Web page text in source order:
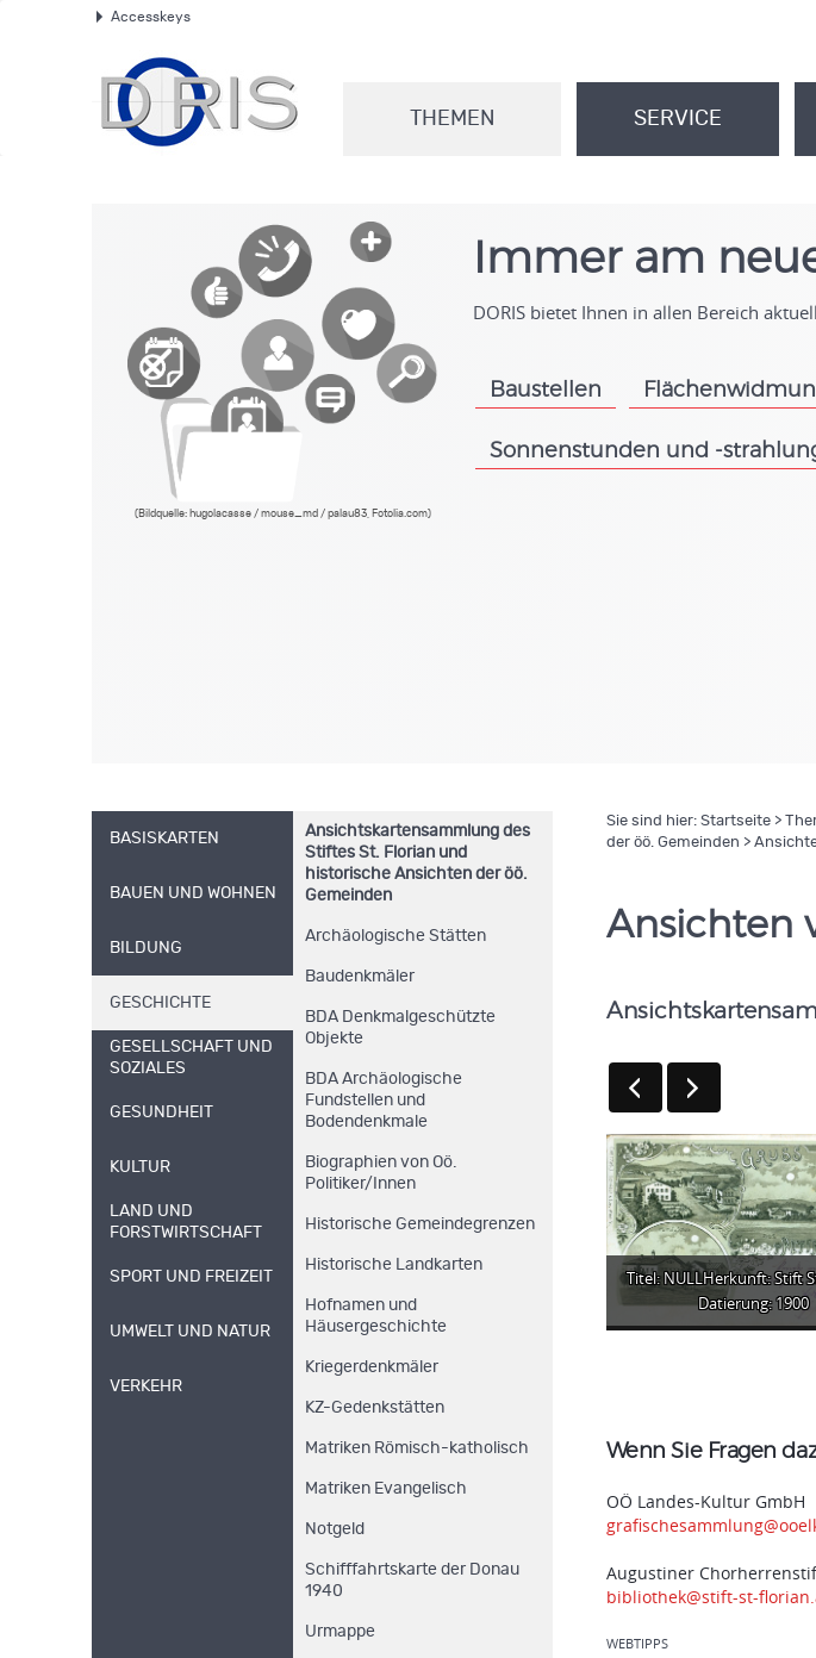
Accesskeys
THEMEN SERVICE
(Bildquelle: hugolacasse / mouse_md / palau83, Fotolia.com)
Immer am
DORIS bietet Ihnen in allen Bereich
Baustellen
.
Sonnenstunden und -
BASISKARTEN
BAUEN UND WOHNEN
BILDUNG
GESCHICHTE
Ansichtskartensammlung des
Stiftes St. Florian und
historische Ansichten der öö.
Gemeinden
Archäologische Stätten
Baudenkmäler
BDA Denkmalgeschützte
Objekte
BDA Archäologische
Fundstellen und
Bodendenkmale
Biographien von Oö.
Politiker/Innen
Historische Gemeindegrenzen
Historische Landkarten
Hofnamen und
Häusergeschichte
Kriegerdenkmäler
KZ-Gedenkstätten
Matriken Römisch-katholisch
Matriken Evangelisch
Notgeld
Schifffahrtskarte der Donau
1940
Urmappe
GESELLSCHAFT UND
SOZIALES
GESUNDHEIT
KULTUR
LAND UND
FORSTWIRTSCHAFT
SPORT UND FREIZEIT
UMWELT UND NATUR
VERKEHR
Sie sind hier: Startseite>
der öö. Gemeinden >
Ansichten
Titel: NULLHerkunft: Stift
Datierung: 1900
Wenn Sie Fragen
OÖ Landes-Kultur GmbH
Augustiner
bibliothek@stift-st-
WEBTIPPS